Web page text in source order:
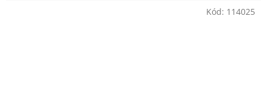
Kód: 114025